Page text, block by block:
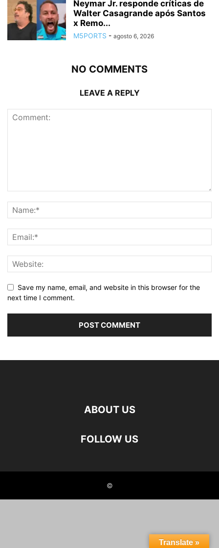
Neymar Jr. responde críticas de
Walter Casagrande após Santos
x Remo...
M5PORTS - agosto 6, 2026
NO COMMENTS
LEAVE A REPLY
Save my name, email, and website in this browser for the
next time I comment.
ABOUT US
FOLLOW US
©
Translate »